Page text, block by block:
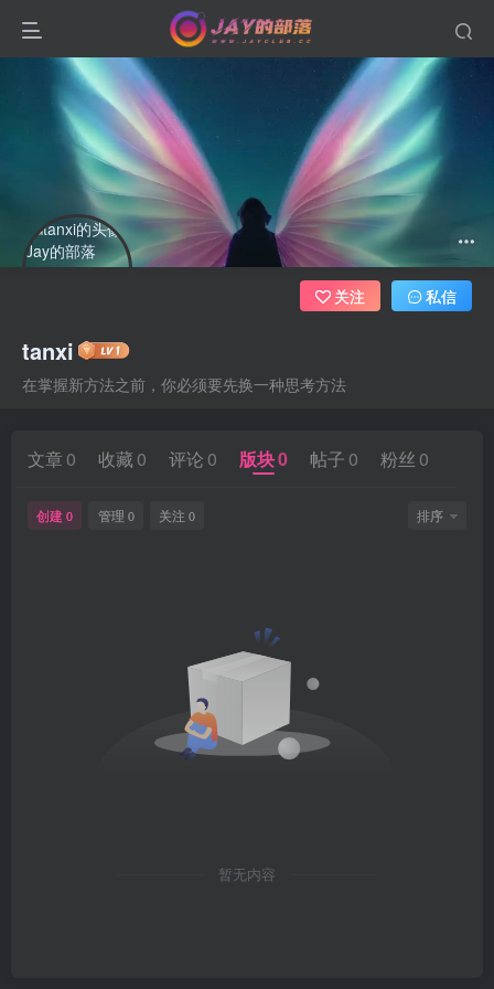
tanxi
在掌握新方法之前，你必须要先换一种思考方法
关注 私信
文章 0 收藏 0 评论 0 版块0 帖子 0 粉丝 0
创建 0 管理 0 关注 0 排序
暂无内容